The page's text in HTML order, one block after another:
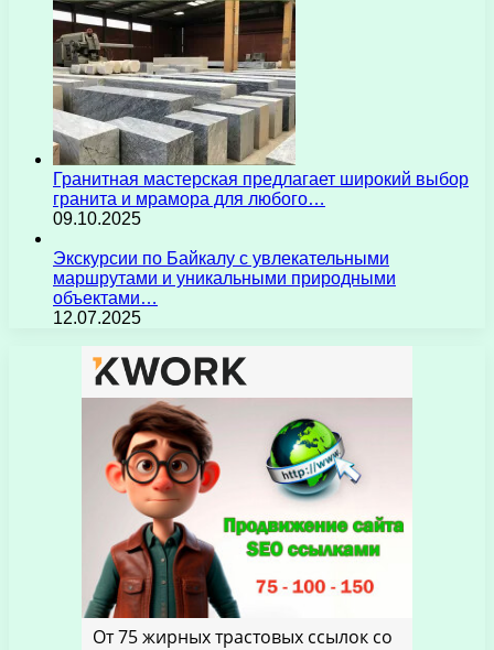
Гранитная мастерская предлагает широкий выбор
гранита и мрамора для любого…
09.10.2025
Экскурсии по Байкалу с увлекательными
маршрутами и уникальными природными
объектами…
12.07.2025